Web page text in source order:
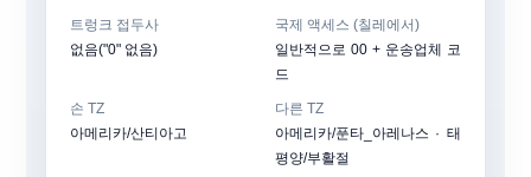
트렁크 접두사
없음("0" 없음)
국제 액세스 (칠레에서)
일반적으로 00 + 운송업체 코
드
손 TZ
아메리카/산티아고
다른 TZ
아메리카/푼타_아레나스 · 태
평양/부활절